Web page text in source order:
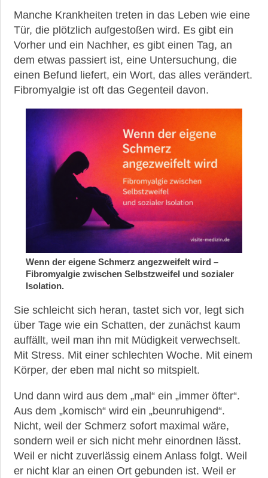
Manche Krankheiten treten in das Leben wie eine
Tür, die plötzlich aufgestoßen wird. Es gibt ein
Vorher und ein Nachher, es gibt einen Tag, an
dem etwas passiert ist, eine Untersuchung, die
einen Befund liefert, ein Wort, das alles verändert.
Fibromyalgie ist oft das Gegenteil davon.
Wenn der eigene Schmerz angezweifelt wird –
Fibromyalgie zwischen Selbstzweifel und sozialer
Isolation.
Sie schleicht sich heran, tastet sich vor, legt sich
über Tage wie ein Schatten, der zunächst kaum
auffällt, weil man ihn mit Müdigkeit verwechselt.
Mit Stress. Mit einer schlechten Woche. Mit einem
Körper, der eben mal nicht so mitspielt.
Und dann wird aus dem „mal“ ein „immer öfter“.
Aus dem „komisch“ wird ein „beunruhigend“.
Nicht, weil der Schmerz sofort maximal wäre,
sondern weil er sich nicht mehr einordnen lässt.
Weil er nicht zuverlässig einem Anlass folgt. Weil
er nicht klar an einen Ort gebunden ist. Weil er
Schmerzempfindlichkeit
Kopfschmerzen
und
Migräne
Nachrichten,
aktuelle
Studien
und
neueste
zu
Fibromyalgie
Fibromyalgie
Schmerzempfinden
Heilpflanzen
bei
Fibromyalgie
ME/CFS
Erschöpfung
Medical
Gaslighting